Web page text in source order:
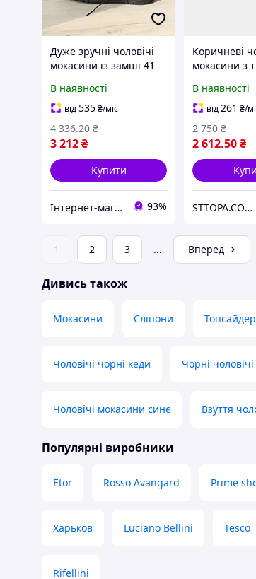
Дуже зручні чоловічі
мокасини із замші 41
В наявності
від535₴/міс
3 212₴
4 336.20 ₴
Купити
Інтернет-магазин "Perfectstore" 93%
Коричневі
мокасини з
В наявності
від261 ₴/
2 612.50₴
2 750 ₴
STTOPA.COM.UA
1 2 3 ... Вперед
Дивись також
Мокасини Сліпони
Чоловічі чорні кеди Чорні
Чоловічі мокасини синє Взуття
Популярні виробники
Etor Rosso Avangard Prime
Харьков Luciano Bellini Tesco
Rifellini